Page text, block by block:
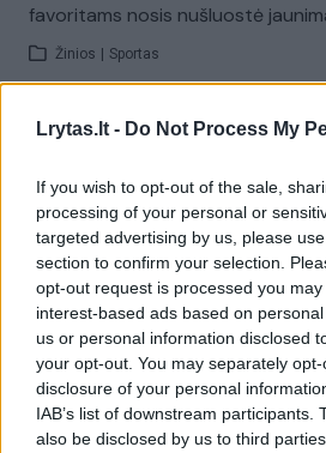
Lrytas.lt - Do Not Process My
If you wish to opt-out of the sale,
processing of your personal or
targeted advertising by us, please
section to confirm your selection.
opt-out request is processed you
interest-based ads based on
us or personal information disclosed
your opt-out. You may separately
disclosure of your personal
IAB’s list of downstream participants.
also be disclosed by us to third
favoritams nosis nušluostė
Žinios Sportas
Italijoje baigėsi šio sezono šuolių
Sportas
Kvapą gniaužiančios šuolių į
sportininkai nuo 21 metro
Žinios Sportas
Praūžė „Red Bull Cliff“ nardymo